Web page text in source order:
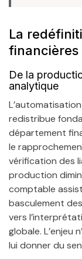
La
financières
De la
analytique
redistribue
département
le
vérification des
production
comptable
basculement
vers
globale. L’enjeu
lui donner du